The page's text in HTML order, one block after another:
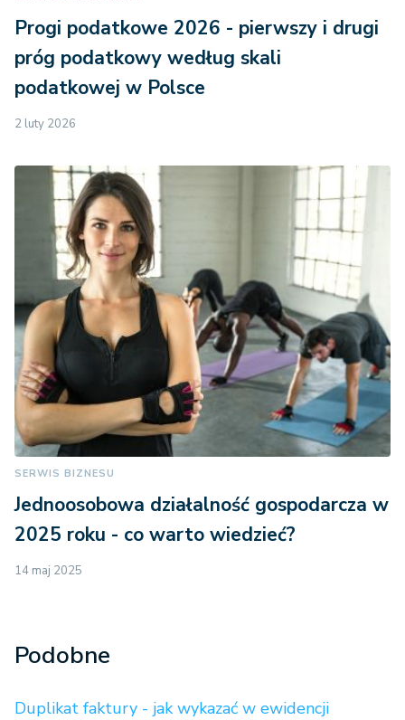
Progi podatkowe 2026 - pierwszy i drugi
próg podatkowy według skali
podatkowej w Polsce
2 luty 2026
SERWIS BIZNESU
Jednoosobowa działalność gospodarcza w
2025 roku - co warto wiedzieć?
14 maj 2025
Podobne
Duplikat faktury - jak wykazać w ewidencji